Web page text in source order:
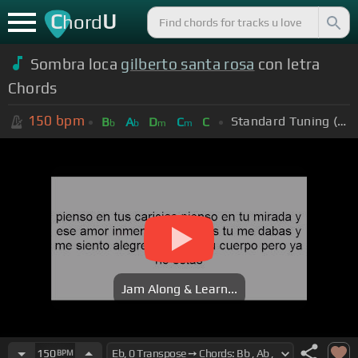
ChordU
Sombra loca gilberto santa rosa con letra
Chords
150 bpm Bb Ab Dm Cm C Standard Tuning (EADGBE)
Jam Along & Learn...
150BPM